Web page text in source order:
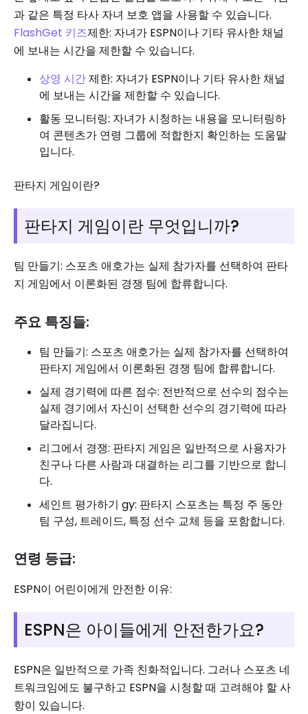
과 같은 특정 타사 자녀 보호 앱을 사용할 수 있습니다.
FlashGet 키즈제한: 자녀가 ESPN이나 기타 유사한 채널
에 보내는 시간을 제한할 수 있습니다.
상영 시간제한: 자녀가 ESPN이나 기타 유사한 채널
에 보내는 시간을 제한할 수 있습니다.
활동 모니터링: 자녀가 시청하는 내용을 모니터링하
여 콘텐츠가 연령 그룹에 적합한지 확인하는 도움말
입니다.
판타지 게임이란?
판타지 게임이란 무엇입니까?
팀 만들기: 스포츠 애호가는 실제 참가자를 선택하여 판타
지 게임에서 이론화된 경쟁 팀에 합류합니다.
주요 특징들:
팀 만들기: 스포츠 애호가는 실제 참가자를 선택하여
판타지 게임에서 이론화된 경쟁 팀에 합류합니다.
실제 경기력에 따른 점수: 전반적으로 선수의 점수는
실제 경기에서 자신이 선택한 선수의 경기력에 따라
달라집니다.
리그에서 경쟁: 판타지 게임은 일반적으로 사용자가
친구나 다른 사람과 대결하는 리그를 기반으로 합니
다.
세인트 평가하기 gy: 판타지 스포츠는 특정 주 동안
팀 구성, 트레이드, 특정 선수 교체 등을 포함합니다.
연령 등급:
ESPN이 어린이에게 안전한 이유:
ESPN은 아이들에게 안전한가요?
ESPN은 일반적으로 가족 친화적입니다. 그러나 스포츠 네
트워크임에도 불구하고 ESPN을 시청할 때 고려해야 할 사
항이 있습니다.